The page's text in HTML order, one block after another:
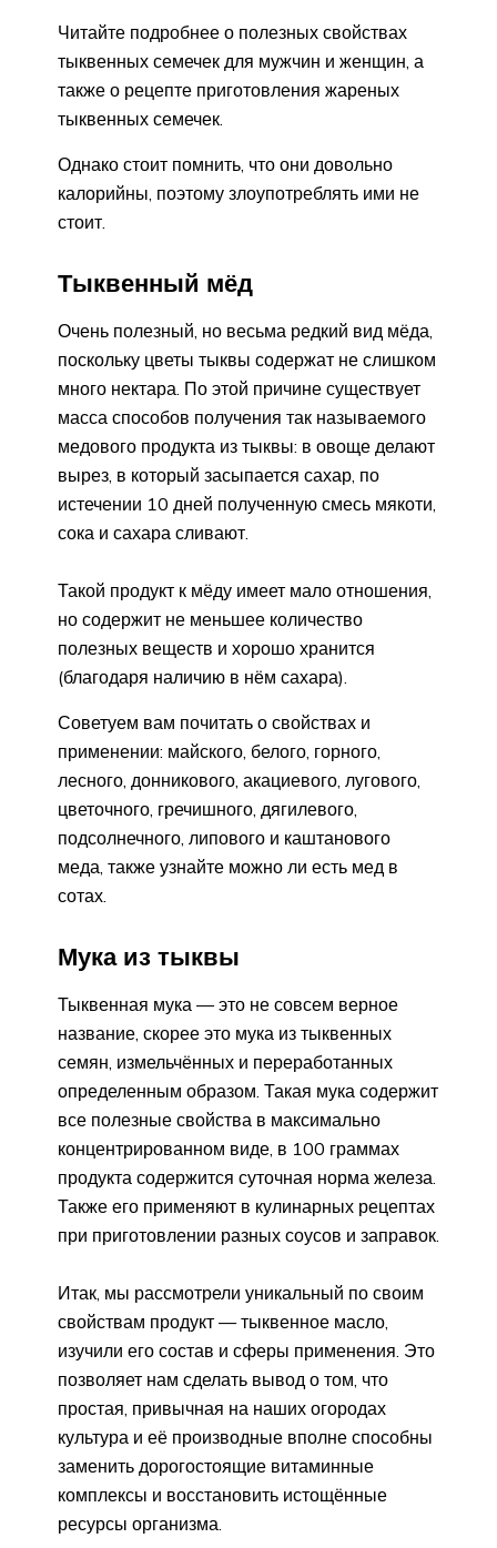
Читайте подробнее о полезных свойствах
тыквенных семечек для мужчин и женщин, а
также о рецепте приготовления жареных
тыквенных семечек.
Однако стоит помнить, что они довольно
калорийны, поэтому злоупотреблять ими не
стоит.
Тыквенный мёд
Очень полезный, но весьма редкий вид мёда,
поскольку цветы тыквы содержат не слишком
много нектара. По этой причине существует
масса способов получения так называемого
медового продукта из тыквы: в овоще делают
вырез, в который засыпается сахар, по
истечении 10 дней полученную смесь мякоти,
сока и сахара сливают.
Такой продукт к мёду имеет мало отношения,
но содержит не меньшее количество
полезных веществ и хорошо хранится
(благодаря наличию в нём сахара).
Советуем вам почитать о свойствах и
применении: майского, белого, горного,
лесного, донникового, акациевого, лугового,
цветочного, гречишного, дягилевого,
подсолнечного, липового и каштанового
меда, также узнайте можно ли есть мед в
сотах.
Мука из тыквы
Тыквенная мука — это не совсем верное
название, скорее это мука из тыквенных
семян, измельчённых и переработанных
определенным образом. Такая мука содержит
все полезные свойства в максимально
концентрированном виде, в 100 граммах
продукта содержится суточная норма железа.
Также его применяют в кулинарных рецептах
при приготовлении разных соусов и заправок.
Итак, мы рассмотрели уникальный по своим
свойствам продукт — тыквенное масло,
изучили его состав и сферы применения. Это
позволяет нам сделать вывод о том, что
простая, привычная на наших огородах
культура и её производные вполне способны
заменить дорогостоящие витаминные
комплексы и восстановить истощённые
ресурсы организма.